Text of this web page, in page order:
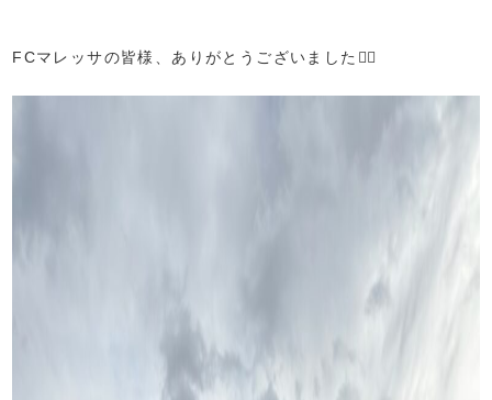
FCマレッサの皆様、ありがとうございました🙇‍♂️